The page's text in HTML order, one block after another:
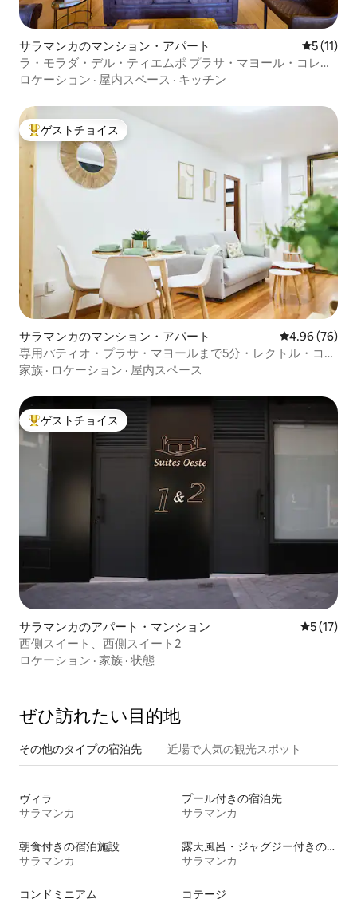
サラマンカのマンション・アパート レビュー
5 (11)
ラ・モラダ・デル・ティエムポ プラサ・マヨール・コレク
ション・ラグジュアリー
ロケーション · 屋内スペース · キッチン
大好評のゲストチョイスです。
ゲストチョイス
サラマンカのマンション・アパート レビュー76
4.96 (76)
専用パティオ・プラサ・マヨールまで5分・レクトル・コボ
ス
家族 · ロケーション · 屋内スペース
大好評のゲストチョイスです。
ゲストチョイス
サラマンカのアパート・マンション レビュー
5 (17)
西側スイート、西側スイート2
ロケーション · 家族 · 状態
ぜひ訪⁠れ⁠た⁠い目⁠的⁠地
その他のタ⁠イ⁠プ⁠の宿⁠泊⁠先 近場で人気の観光スポット
ヴィラ
サラマンカ
プール付きの宿泊先
サラマンカ
朝食付きの宿泊施設
サラマンカ
露天風呂・ジャグジー付きの宿泊施設
サラマンカ
コンドミニアム コテージ